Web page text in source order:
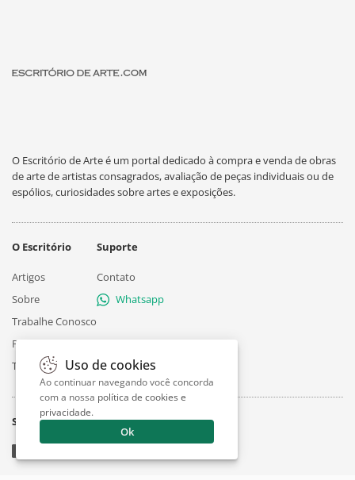
O Escritório de Arte é um portal dedicado à compra e venda de obras
de arte de artistas consagrados, avaliação de peças individuais ou de
espólios, curiosidades sobre artes e exposições.
O Escritório
Artigos
Sobre
Trabalhe Conosco
Privacidade
Termos
Suporte
Contato
Whatsapp
Siga
Uso de cookies
Ao continuar navegando você concorda
com a nossa política de cookies e
privacidade.
Ok